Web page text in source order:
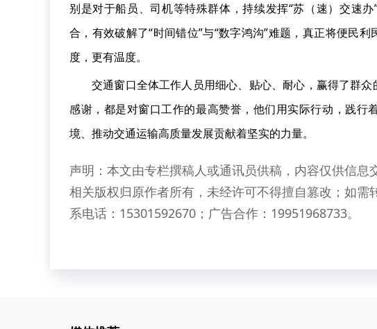
别是对于船员、司机等特殊群体，持续发挥“苏（速）交速
合，有效破解了“时间错位”与“数字鸿沟”难题，真正将便民
度，更有温度。
交通窗口全体工作人员用细心、贴心、耐心，赢得了群
感谢，都是对窗口工作的最高赞誉，他们用实际行动，践行
境、推动交通运输高质量发展贡献着坚实的力量。
声明：本文由专栏撰稿人或通讯员供稿，内容仅供信息
相关版权归原作者所有，未经许可不得擅自篡改；如需
系电话：15301592670；广告合作：19951968733。